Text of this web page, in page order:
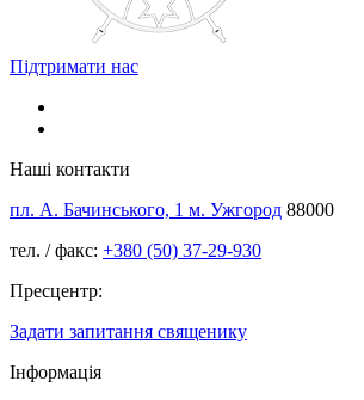
Підтримати нас
Наші контакти
пл. А. Бачинського, 1 м. Ужгород 88000
тел. / факс: +380 (50) 37-29-930
Пресцентр:
Задати запитання священику
Інформація